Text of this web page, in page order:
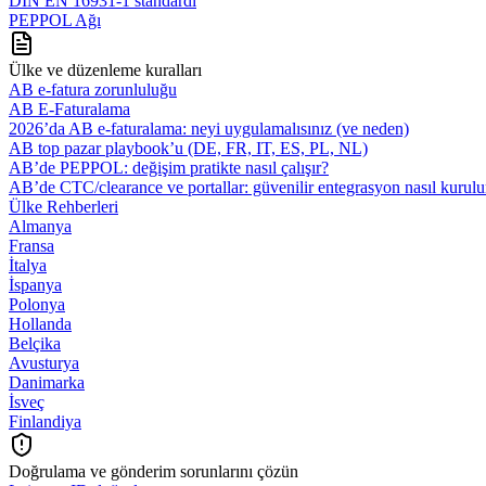
PEPPOL Ağı
Ülke ve düzenleme kuralları
AB e-fatura zorunluluğu
AB E-Faturalama
2026’da AB e‑faturalama: neyi uygulamalısınız (ve neden)
AB top pazar playbook’u (DE, FR, IT, ES, PL, NL)
AB’de PEPPOL: değişim pratikte nasıl çalışır?
AB’de CTC/clearance ve portallar: güvenilir entegrasyon nasıl
Ülke Rehberleri
Almanya
Fransa
İtalya
İspanya
Polonya
Hollanda
Belçika
Avusturya
Danimarka
İsveç
Finlandiya
Doğrulama ve gönderim sorunlarını çözün